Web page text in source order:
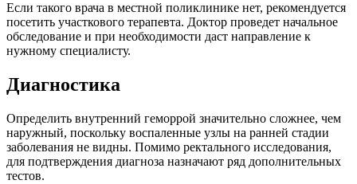
Если такого врача в местной поликлинике нет, рекомендуется
посетить участкового терапевта. Доктор проведет начальное
обследование и при необходимости даст направление к
нужному специалисту.
Диагностика
Определить внутренний геморрой значительно сложнее, чем
наружный, поскольку воспаленные узлы на ранней стадии
заболевания не видны. Помимо ректального исследования,
для подтверждения диагноза назначают ряд дополнительных
тестов.